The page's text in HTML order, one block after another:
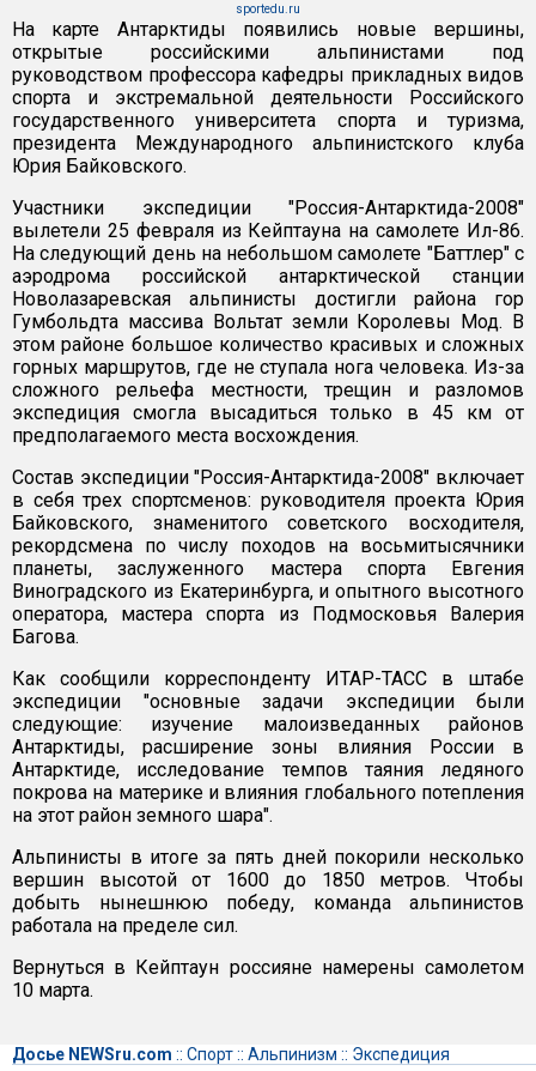
sportedu.ru
На карте Антарктиды появились новые вершины,
открытые российскими альпинистами под
руководством профессора кафедры прикладных видов
спорта и экстремальной деятельности Российского
государственного университета спорта и туризма,
президента Международного альпинистского клуба
Юрия Байковского.
Участники экспедиции "Россия-Антарктида-2008"
вылетели 25 февраля из Кейптауна на самолете Ил-86.
На следующий день на небольшом самолете "Баттлер" с
аэродрома российской антарктической станции
Новолазаревская альпинисты достигли района гор
Гумбольдта массива Вольтат земли Королевы Мод. В
этом районе большое количество красивых и сложных
горных маршрутов, где не ступала нога человека. Из-за
сложного рельефа местности, трещин и разломов
экспедиция смогла высадиться только в 45 км от
предполагаемого места восхождения.
Состав экспедиции "Россия-Антарктида-2008" включает
в себя трех спортсменов: руководителя проекта Юрия
Байковского, знаменитого советского восходителя,
рекордсмена по числу походов на восьмитысячники
планеты, заслуженного мастера спорта Евгения
Виноградского из Екатеринбурга, и опытного высотного
оператора, мастера спорта из Подмосковья Валерия
Багова.
Как сообщили корреспонденту ИТАР-ТАСС в штабе
экспедиции "основные задачи экспедиции были
следующие: изучение малоизведанных районов
Антарктиды, расширение зоны влияния России в
Антарктиде, исследование темпов таяния ледяного
покрова на материке и влияния глобального потепления
на этот район земного шара".
Альпинисты в итоге за пять дней покорили несколько
вершин высотой от 1600 до 1850 метров. Чтобы
добыть нынешнюю победу, команда альпинистов
работала на пределе сил.
Вернуться в Кейптаун россияне намерены самолетом
10 марта.
Досье NEWSru.com :: Спорт:: Альпинизм :: Экспедиция